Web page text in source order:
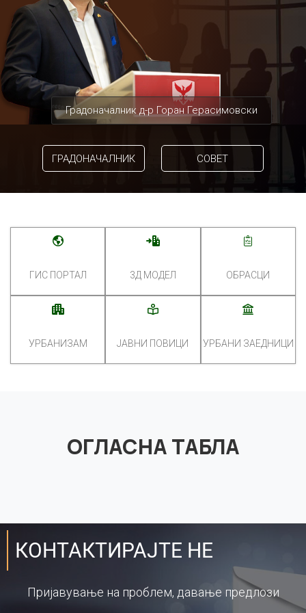
Градоначалник д-р Горан Герасимовски
ГРАДОНАЧАЛНИК СОВЕТ
ГИС ПОРТАЛ 3Д МОДЕЛ ОБРАСЦИ
УРБАНИЗАМ ЈАВНИ ПОВИЦИ УРБАНИ ЗАЕДНИЦИ
ОГЛАСНА ТАБЛА
КОНТАКТИРАЈТЕ НЕ
Пријавување на проблем, давање предлози